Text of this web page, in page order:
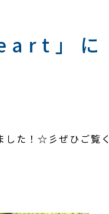
」に
た！☆彡ぜひご覧く